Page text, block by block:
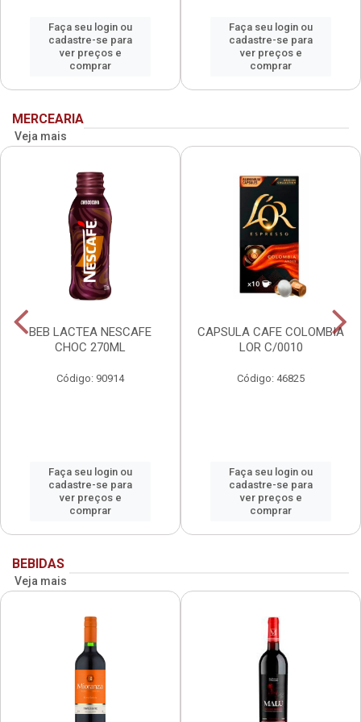
Faça seu login ou
cadastre-se para
ver preços e
comprar
Faça seu login ou
cadastre-se para
ver preços e
comprar
MERCEARIA
Veja mais
BEB LACTEA NESCAFE
CHOC 270ML
Código: 90914
Faça seu login ou
cadastre-se para
ver preços e
comprar
CAPSULA CAFE COLOMBIA
LOR C/0010
Código: 46825
Faça seu login ou
cadastre-se para
ver preços e
comprar
BEBIDAS
Veja mais